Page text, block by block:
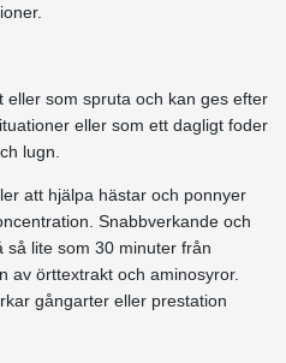
eller som spruta och kan ges efter
eller som ett dagligt foder
lugn.
att hjälpa hästar och ponnyer
Snabbverkande och
så lite som 30 minuter från
av örttextrakt och aminosyror.
gångarter eller prestation